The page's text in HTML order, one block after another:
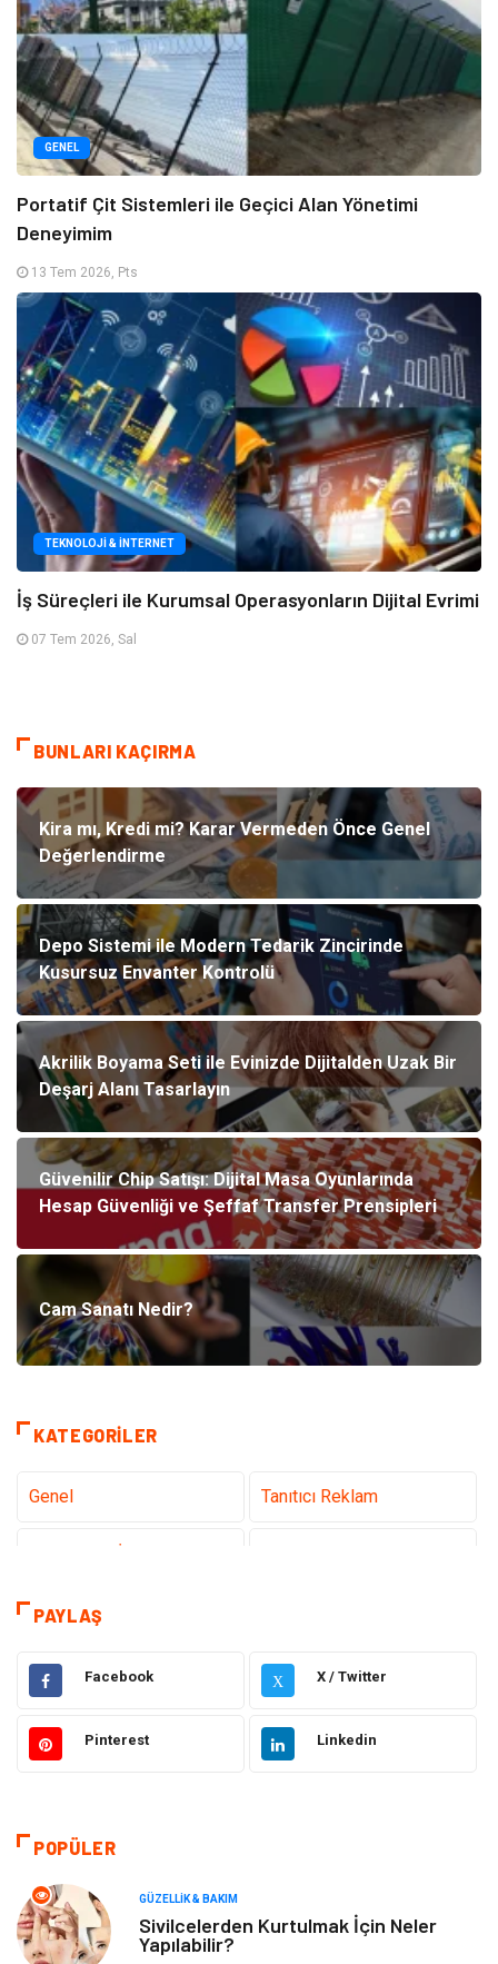
GENEL
Portatif Çit Sistemleri ile Geçici Alan Yönetimi
Deneyimim
13 Tem 2026, Pts
TEKNOLOJI & İNTERNET
İş Süreçleri ile Kurumsal Operasyonların Dijital Evrimi
07 Tem 2026, Sal
BUNLARI KAÇIRMA
Kira mı, Kredi mi? Karar Vermeden Önce Genel
Değerlendirme
Depo Sistemi ile Modern Tedarik Zincirinde
Kusursuz Envanter Kontrolü
Akrilik Boyama Seti ile Evinizde Dijitalden Uzak Bir
Deşarj Alanı Tasarlayın
Güvenilir Chip Satışı: Dijital Masa Oyunlarında
Hesap Güvenliği ve Şeffaf Transfer Prensipleri
Cam Sanatı Nedir?
KATEGORILER
Genel Tanıtıcı Reklam
Eğitim & Kariyer
Gündem Hukuk
Moda Sağlıklı Yaşam
Bilgisayar & Yazılım
Makine
Giyim
PAYLAŞ
Facebook X X / Twitter
Pinterest Linkedin
POPÜLER
GÜZELLIK & BAKIM
Sivilcelerden Kurtulmak İçin Neler
Yapılabilir?